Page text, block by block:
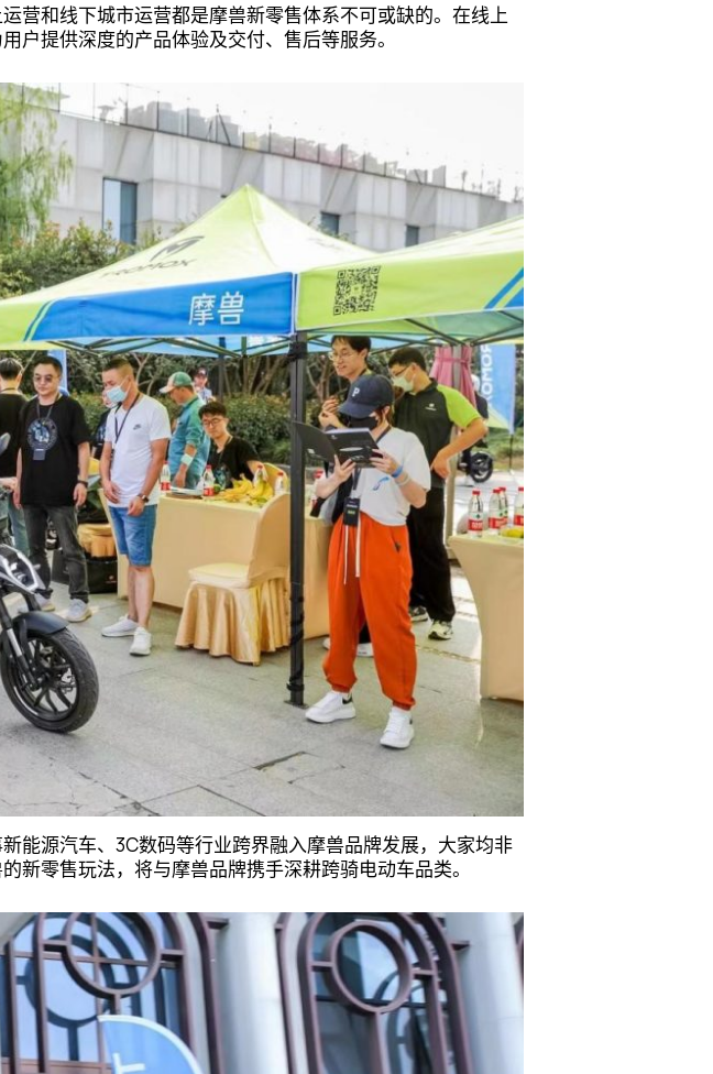
营和线下城市运营都是摩兽新零售体系不可或缺的。在线上
户提供深度的产品体验及交付、售后等服务。
能源汽车、3C数码等行业跨界融入摩兽品牌发展，大家均非
新零售玩法，将与摩兽品牌携手深耕跨骑电动车品类。